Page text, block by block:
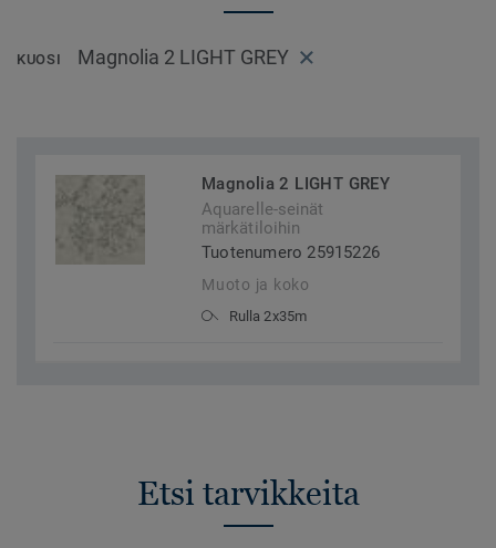
KUOSI Magnolia 2 LIGHT GREY
Magnolia 2 LIGHT GREY
Aquarelle-seinät
märkätiloihin
Tuotenumero 25915226
Muoto ja koko
Rulla 2x35m
Etsi tarvikkeita